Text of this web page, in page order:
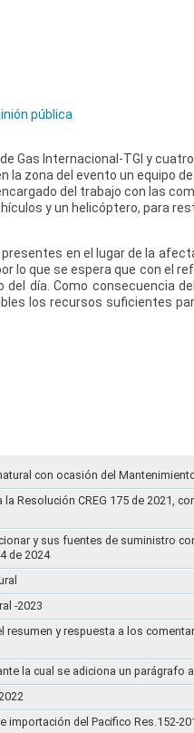
pública
Gas Internacional-TGI y
zona del evento un equipo
del trabajo con las
y un helicóptero, para
en el lugar de la
lo que se espera que con el
día. Como consecuencia
los recursos suficientes
con ocasión del
Resolución CREG 175 de 2021,
y sus fuentes de suministro
de 2024
-2023
resumen y respuesta a los
la cual se adiciona un parágrafo
importación del Pacifico Res.152-